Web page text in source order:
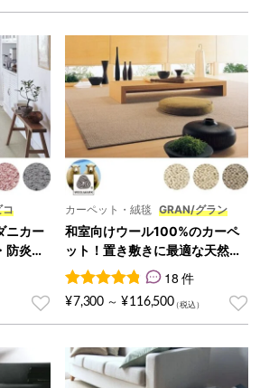
コ
ニカー
防炎対
く5段階評価のうち、4.90 点
カーペット・絨毯 GRAN/グラン
和室向けウール100%のカーペ
ット！置き敷きに最適な天然素
材絨毯『GRAN/グラン』
18
件の利用者評価に基づく5段
18 件
¥ 7,300 ～ ¥116,500